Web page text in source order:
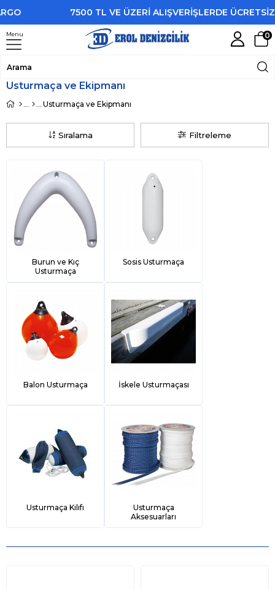
7500 TL VE ÜZERİ ALIŞVERİŞLERDE ÜCRETSİZ
Menu 0
Usturmaça ve Ekipmanı
Usturmaça ve Ekipmanı
Filtreleme
Sıralama
Burun ve Kıç
Usturmaça
Sosis Usturmaça
Balon Usturmaça İskele Usturmaçası
Usturmaça Kılıfı
Usturmaça
Aksesuarları